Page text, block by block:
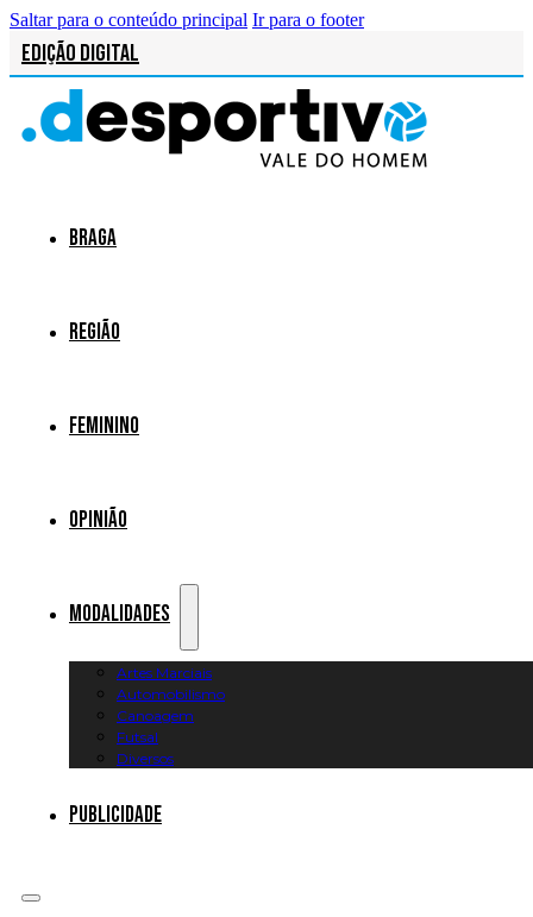
Saltar para o conteúdo principal Ir para o footer
Edição Digital
Braga
Região
Feminino
Opinião
Modalidades
Artes Marciais
Automobilismo
Canoagem
Futsal
Diversos
Publicidade